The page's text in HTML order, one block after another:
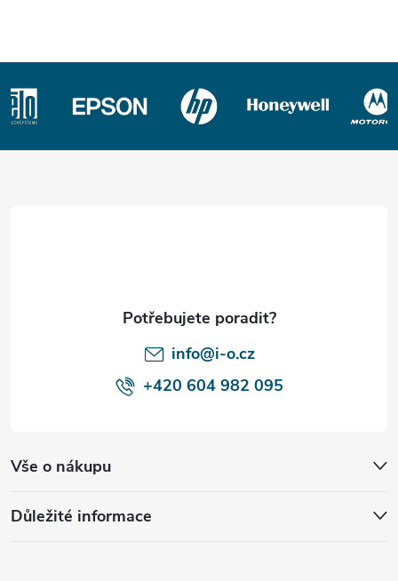
Z
info@i-o.cz
+420 604 982 095
Vše o nákupu
Důležité informace